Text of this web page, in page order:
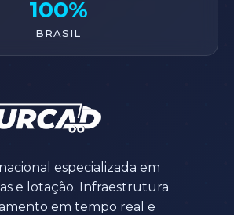
100%
BRASIL
especializada em
e lotação. Infraestrutura
em tempo real e